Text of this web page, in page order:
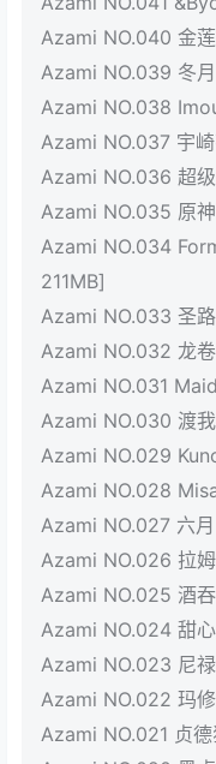
Azami NO.040 金
Azami NO.039 冬
Azami NO.038
Azami NO.037 宇
Azami NO.036 超
Azami NO.035 原
Azami NO.034
211MB]
Azami NO.033 圣
Azami NO.032 龙
Azami NO.031
Azami NO.030 渡
Azami NO.029
Azami NO.028
Azami NO.027 六
Azami NO.026 拉
Azami NO.025 酒
Azami NO.024 甜
Azami NO.023 尼
Azami NO.022 玛
Azami NO.021 贞